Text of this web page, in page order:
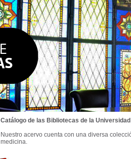
Catálogo de las Bibliotecas de la Universidad
Nuestro acervo cuenta con una diversa
medicina.